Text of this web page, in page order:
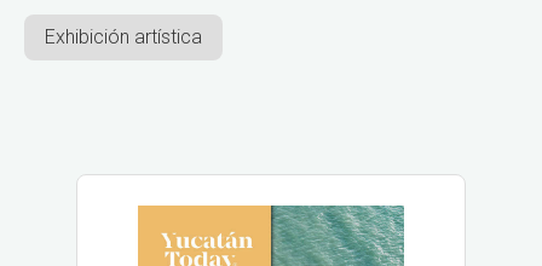
Exhibición artística